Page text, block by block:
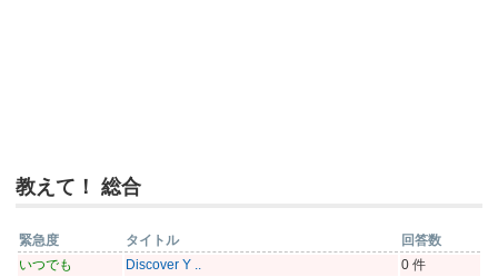
教えて！ 総合
緊急度 タイトル
回答数
いつでも
Discover Y ..
0 件